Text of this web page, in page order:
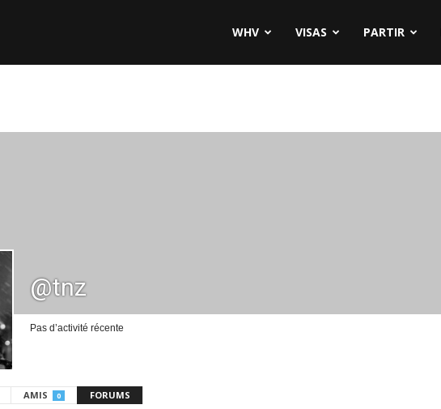
WHV VISAS PARTIR
@tnz
Pas d’activité récente
AMIS 0 FORUMS